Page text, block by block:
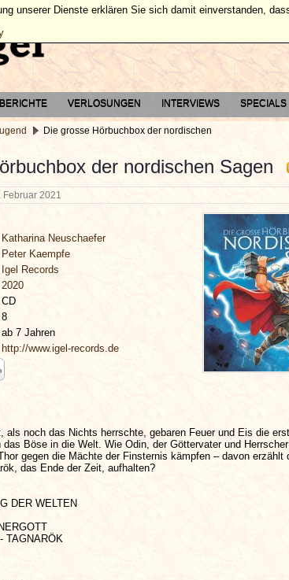
BERICHTE VERLOSUNGEN INTERVIEWS SPECIALS
Die grosse Hörbuchbox der nordischen
der nordischen Sagen
Februar 2021
Katharina Neuschaefer
Peter Kaempfe
Igel Records
2020
CD
8
ab 7 Jahren
http://www.igel-records.de
als noch das Nichts herrschte, gebaren Feuer und Eis die
Böse in die Welt. Wie Odin, der Göttervater und
gegen die Mächte der Finsternis kämpfen – davon erzählt
das Ende der Zeit, aufhalten?
WELTEN
TAGNARÖK
unserer Dienste erklären Sie sich damit einverstanden,